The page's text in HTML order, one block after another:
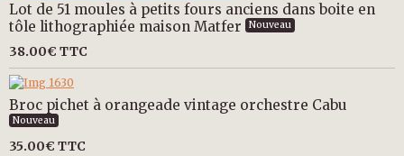
Lot de 51 moules à petits fours anciens dans boite en
tôle lithographiée maison Matfer
Nouveau
38.00€ TTC
Broc pichet à orangeade vintage orchestre Cabu
Nouveau
35.00€ TTC